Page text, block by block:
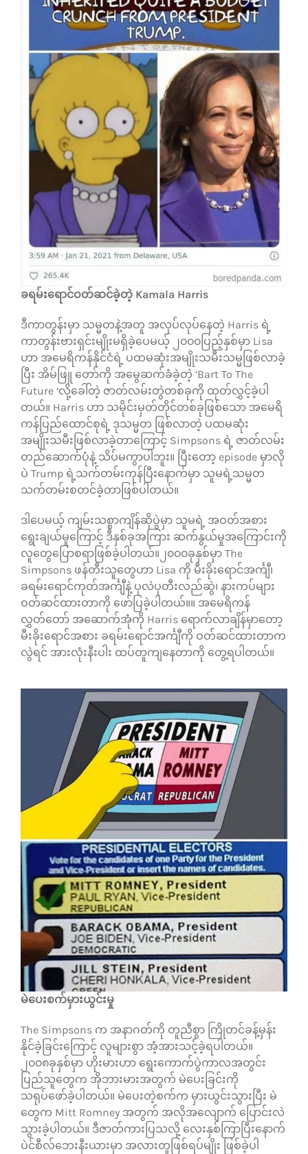
ခရမ်းရောင်ဝတ်ဆင်ခဲ့တဲ့ Kamala Harris
ဒီကာတွန်းမှာ သမ္မတနဲ့အတူ အလုပ်လုပ်နေတဲ့ Harris ရဲ့
ကာတွန်းဗားရှင်းမျိုးမရှိခဲ့ပေမယ့် ၂၀၀၀ပြည့်နှစ်မှာ Lisa
ဟာ အမေရိကန်နိုင်ငံရဲ့ ပထမဆုံးအမျိုးသမီးသမ္မဖြစ်လာခဲ့
ပြီး အိမ်ဖြူ တော်ကို အမွေဆက်ခံခဲ့တဲ့ ‘Bart To The
Future ‘လို့ခေါ်တဲ့ ဇာတ်လမ်းတွဲတစ်ခုကို ထုတ်လွှင့်ခဲ့ပါ
တယ်။ Harris ဟာ သမိုင်းမှတ်တိုင်တစ်ခုဖြစ်သော အမေရိ
ကန်ပြည်ထောင်စုရဲ့ ဒုသမ္မတ ဖြစ်လာတဲ့ ပထမဆုံး
အမျိုးသမီးဖြစ်လာခဲ့တာကြောင့် Simpsons ရဲ့ ဇာတ်လမ်း
တည်ဆောက်ပုံနဲ့ သိပ်မကွာပါဘူး။ ပြီးတော့ episode မှာလို
ပဲ Trump ရဲ့သက်တမ်းကုန်ပြီးနောက်မှာ သူမရဲ့သမ္မတ
သက်တမ်းစတင်ခဲ့တာဖြစ်ပါတယ်။
ဒါပေမယ့် ကျမ်းသစ္စာကျိန်ဆိုပွဲမှာ သူမရဲ့ အဝတ်အစား
ရွေးချယ်မှုကြောင့် ဒီနှစ်ခုအကြား ဆက်နွယ်မှုအကြောင်းကို
လူတွေပြောစရာဖြစ်ခဲ့ပါတယ်။၂၀၀၀ခုနှစ်မှာ The
Simpsons ဖန်တီးသူတွေဟာ Lisa ကို မီးခိုးရောင်အင်္ကျီ၊
ခရမ်းရောင်ကုတ်အင်္ကျီနဲ့ ပုလဲပုတီးလည်ဆွဲ၊ နားကပ်များ
ဝတ်ဆင်ထားတာကို ဖော်ပြခဲ့ပါတယ်။။ အမေရိကန်
လွှတ်တော် အဆောက်အုံကို Harris ရောက်လာချိန်မှာတော့
မီးခိုးရောင်အစား ခရမ်းရောင်အင်္ကျီကို ဝတ်ဆင်ထားတာက
လွဲရင် အားလုံးနီးပါး ထပ်တူကျနေတာကို တွေ့ရပါတယ်။
မဲပေးစက်မှားယွင်းမှု
The Simpsons က အနာဂတ်ကို တူညီစွာ ကြိုတင်ခန့်မှန်း
နိုင်ခဲ့ခြင်းကြောင့် လူများစွာ အံ့အားသင့်ခဲ့ရပါတယ်။
၂၀၀၈ခုနှစ်မှာ ဟိုးမားဟာ ရွေးကောက်ပွဲကာလအတွင်း
ပြည်သူတွေက အိုဘားမားအတွက် မဲပေးခြင်းကို
သရုပ်ဖော်ခဲ့ပါတယ်။ မဲပေးတဲ့စက်က မှားယွင်းသွားပြီး မဲ
တွေက Mitt Romney အတွက် အလိုအလျောက် ပြောင်းလဲ
သွားခဲ့ပါတယ်။ ဒီဇာတ်ကားပြသလို့ လေးနှစ်ကြာပြီးနောက်
ပဲင်စီလ်ဘေးနီးယားမှာ အလားတူဖြစ်ရပ်မျိုး ဖြစ်ခဲ့ပါ